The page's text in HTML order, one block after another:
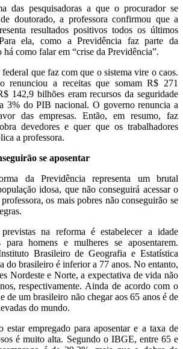
das pesquisadoras a que o procurador se
doutorado, a professora confirmou que a
resultados positivos todos os últimos
ela, como a Previdência faz parte da
há como falar em “crise da Previdência”.
que faz com que o sistema vire o caos.
renunciou a receitas que somam R$ 271
142,9 bilhões eram recursos da seguridade
3% do PIB nacional. O governo renuncia a
das empresas. Então, em resumo, faz
devedores e quer que os trabalhadores
a professora.
se aposentar
da Previdência representa um brutal
idosa, que não conseguirá acessar o
os mais pobres não conseguirão se
na reforma é estabelecer a idade
homens e mulheres se aposentarem.
Brasileiro de Geografia e Estatística
do brasileiro é inferior a 77 anos. No entanto,
Nordeste e Norte, a expectativa de vida não
respectivamente. Ainda de acordo com o
de um brasileiro não chegar aos 65 anos é de
do mundo.
estar empregado para aposentar e a taxa de
é muito alta. Segundo o IBGE, entre 65 e